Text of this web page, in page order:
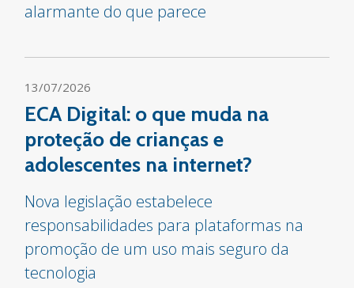
alarmante do que parece
13/07/2026
ECA Digital: o que muda na
proteção de crianças e
adolescentes na internet?
Nova legislação estabelece
responsabilidades para plataformas na
promoção de um uso mais seguro da
tecnologia